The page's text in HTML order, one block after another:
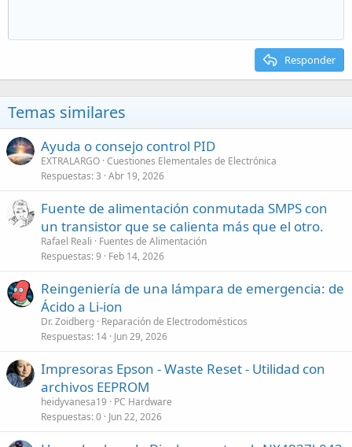
Responder
Temas similares
Ayuda o consejo control PID
EXTRALARGO Cuestiones Elementales de Electrónica
Respuestas 3 Abr 19, 2026
Fuente de alimentación conmutada SMPS con
un transistor que se calienta más que el otro.
Rafael Reali
Fuentes de Alimentación
Respuestas 9 Feb 14, 2026
Reingeniería de una lámpara de emergencia: de
Ácido a Li-ion
Dr. Zoidberg Reparación de Electrodomésticos
Respuestas 14 Jun 29, 2026
Impresoras Epson - Waste Reset - Utilidad con
archivos EEPROM
heidyvanesa19
PC Hardware
Respuestas 0 Jun 22, 2026